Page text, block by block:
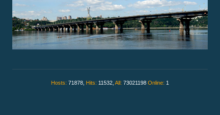
Hosts: 71878, Hits: 11532, All: 73021198 Online: 1